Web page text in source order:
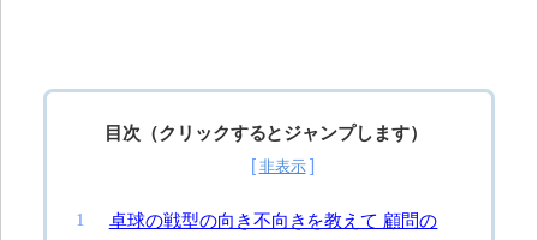
目次（クリックするとジャンプします）
卓球の戦型の向き不向きを教えて 顧問の